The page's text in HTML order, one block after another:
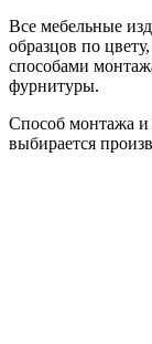
Все мебельные
образцов по
способами
фурнитуры.
Способ монтажа и
выбирается